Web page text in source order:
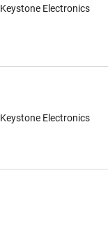
Keystone Electronics
Keystone Electronics